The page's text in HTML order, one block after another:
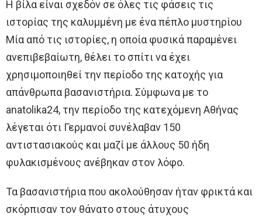
Η βίλα είναι σχεδόν σε όλες τις φάσεις τις
ιστορίας της καλυμμένη με ένα πέπλο μυστηρίου
Μία από τις ιστορίες, η οποία φυσικά παραμένει
ανεπιβεβαίωτη, θέλει το σπίτι να έχει
χρησιμοποιηθεί την περίοδο της κατοχής για
απάνθρωπα βασανιστήρια. Σύμφωνα με το
anatolika24, την περίοδο της κατεχόμενη Αθήνας
λέγεται ότι Γερμανοί συνέλαβαν 150
αντιστασιακούς και μαζί με άλλους 50 ήδη
φυλακισμένους ανέβηκαν στον λόφο.
Τα βασανιστήρια που ακολούθησαν ήταν φρικτά και
σκόρπισαν τον θάνατο στους άτυχους